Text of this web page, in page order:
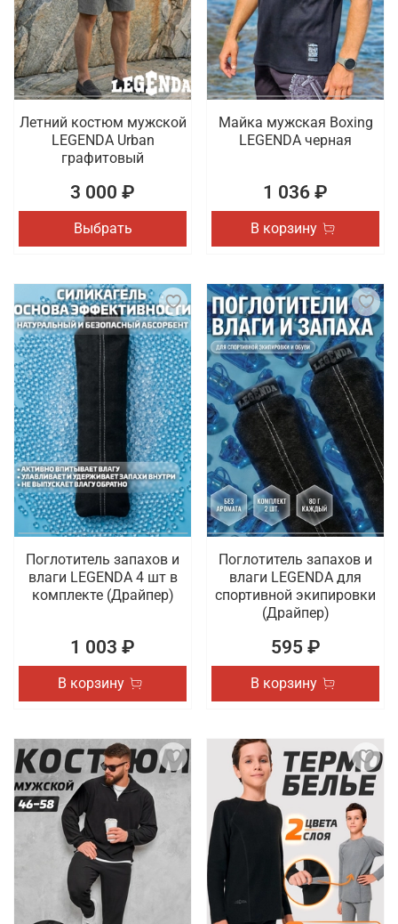
Летний костюм мужской
LEGENDA Urban
графитовый
3 000 ₽
Выбрать
Майка мужская Boxing
LEGENDA черная
1 036 ₽
В корзину
Поглотитель запахов и
влаги LEGENDA 4 шт в
комплекте (Драйпер)
1 003 ₽
В корзину
Поглотитель запахов и
влаги LEGENDA для
спортивной экипировки
(Драйпер)
595 ₽
В корзину